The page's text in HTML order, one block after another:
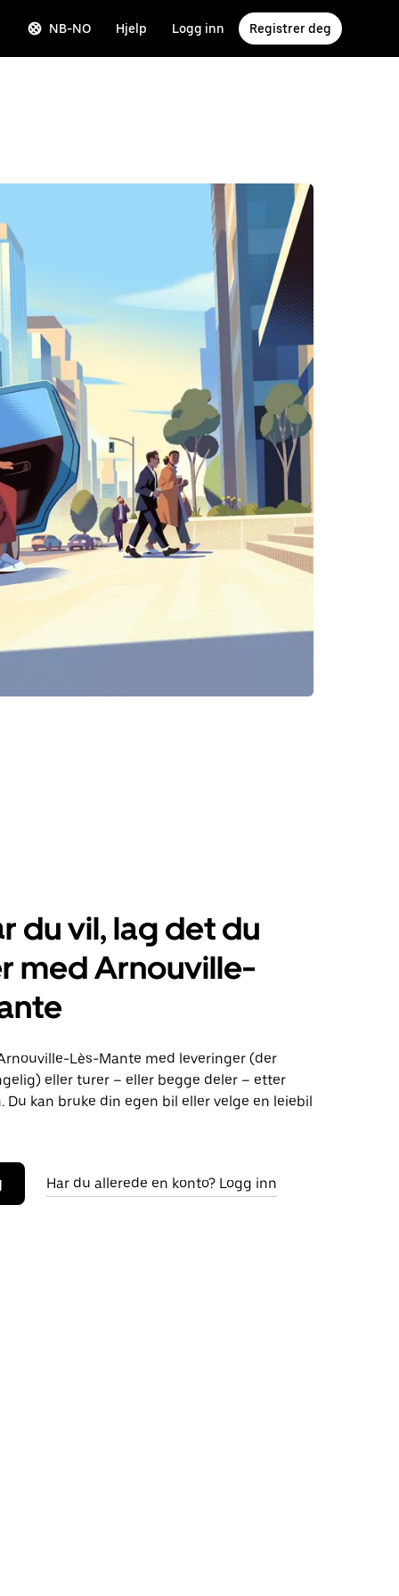
NB-NO Hjelp Logg inn Registrer deg
du vil, lag det du
med Arnouville-
Lès-Mante med leveringer (der
eller turer – eller begge deler – etter
Du kan bruke din egen bil eller velge en leiebil
Har du allerede en konto? Logg inn